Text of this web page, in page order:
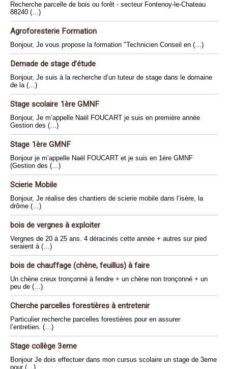
Recherche parcelle de bois ou forêt - secteur Fontenoy-le-Chateau
88240 (…)
Agroforesterie Formation
Bonjour, Je vous propose la formation "Technicien Conseil en (…)
Demade de stage d’étude
Bonjour, Je suis à la recherche d’un tuteur de stage dans le domaine
de la (…)
Stage scolaire 1ère GMNF
Bonjour, Je m’appelle Naël FOUCART je suis en première année
Gestion des (…)
Stage 1ère GMNF
Bonjour je m’appelle Naël FOUCART et je suis en 1ère GMNF
(Gestion des (…)
Scierie Mobile
Bonjour, Je réalise des chantiers de scierie mobile dans l’isère, la
drôme (…)
bois de vergnes à exploiter
Vergnes de 20 à 25 ans. 4 déracinés cette année + autres sur pied
seraient à (…)
bois de chauffage (chène, feuillus) à faire
Un chène creux tronçonné à fendre + un chène non tronçonné + un
peu de (…)
Cherche parcelles forestières à entretenir
Particulier recherche parcelles forestières pour en assurer
l’entretien. (…)
Stage collège 3eme
Bonjour Je dois effectuer dans mon cursus scolaire un stage de 3eme
pour (…)